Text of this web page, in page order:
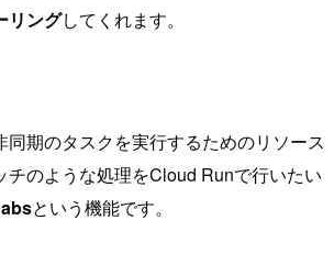
リングしてくれます。
同期のタスクを実行するためのリソース
チのような処理をCloud Runで行いたい
という機能です。